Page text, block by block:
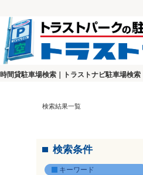
時間貸駐車場検索｜トラストナビ駐車場検索
検索結果一覧
検索条件
キーワード